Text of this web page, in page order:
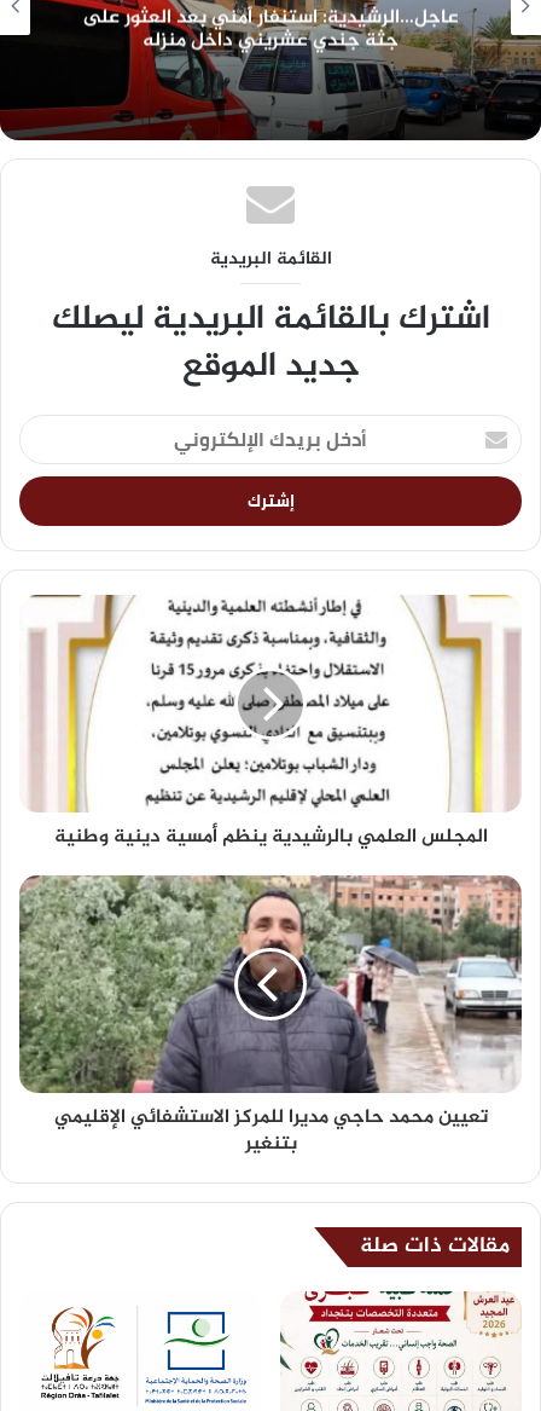
عاجل…الرشيدية: استنفار أمني بعد العثور على
جثة جندي عشريني داخل منزله
القائمة البريدية
اشترك بالقائمة البريدية ليصلك
جديد الموقع
المجلس العلمي بالرشيدية ينظم أمسية دينية وطنية
تعيين محمد حاجي مديرا للمركز الاستشفائي الإقليمي
بتنغير
مقالات ذات صلة